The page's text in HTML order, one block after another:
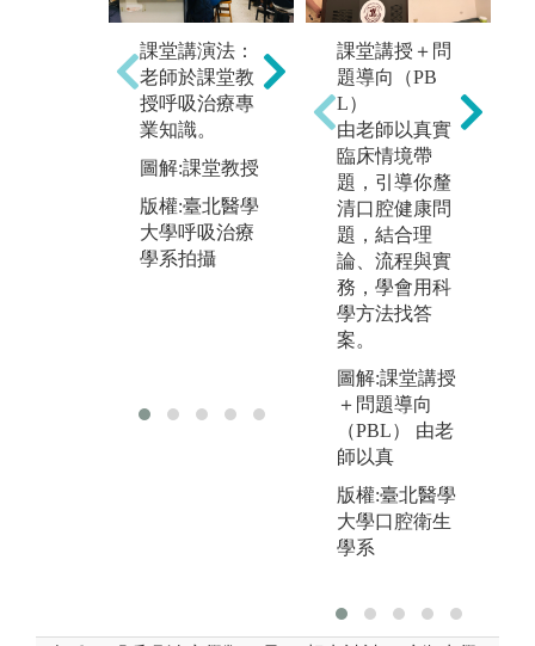
課堂講演法：
老師於課堂教
授呼吸治療專
業知識。
圖解:課堂教授
版權:臺北醫學
大學呼吸治療
學系拍攝
案例分析：針
對各項常見疾
病病例，作案
例分析討論。
圖解:臨床病理
討論
版權:台北醫學
大學呼吸治療
學系拍攝
課堂講授＋問
題導向（PB
L）
由老師以真實
臨床情境帶
題，引導你釐
清口腔健康問
題，結合理
論、流程與實
務，學會用科
學方法找答
案。
圖解:課堂講授
＋問題導向
（PBL） 由老
師以真
版權:臺北醫學
大學口腔衛生
學系